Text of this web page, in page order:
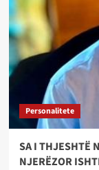
Personalitete
SA I THJESHTË
NJERËZOR